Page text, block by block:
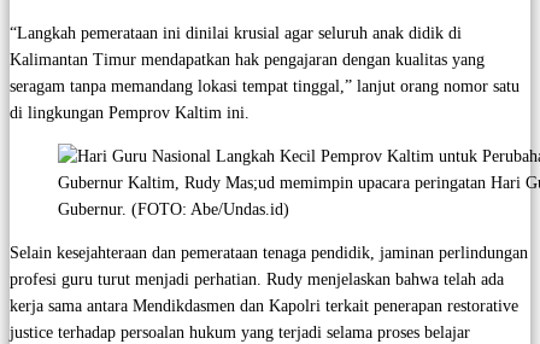
“Langkah pemerataan ini dinilai krusial agar seluruh anak didik di
Kalimantan Timur mendapatkan hak pengajaran dengan kualitas yang
seragam tanpa memandang lokasi tempat tinggal,” lanjut orang nomor satu
di lingkungan Pemprov Kaltim ini.
Gubernur Kaltim, Rudy Mas;ud memimpin upacara peringatan Hari
Gubernur. (FOTO: Abe/Undas.id)
Selain kesejahteraan dan pemerataan tenaga pendidik, jaminan perlindungan
profesi guru turut menjadi perhatian. Rudy menjelaskan bahwa telah ada
kerja sama antara Mendikdasmen dan Kapolri terkait penerapan restorative
justice terhadap persoalan hukum yang terjadi selama proses belajar